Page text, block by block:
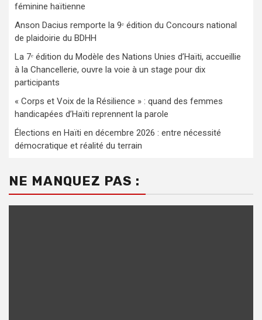
féminine haïtienne
Anson Dacius remporte la 9ᵉ édition du Concours national
de plaidoirie du BDHH
La 7ᵉ édition du Modèle des Nations Unies d’Haïti, accueillie
à la Chancellerie, ouvre la voie à un stage pour dix
participants
« Corps et Voix de la Résilience » : quand des femmes
handicapées d’Haïti reprennent la parole
Élections en Haïti en décembre 2026 : entre nécessité
démocratique et réalité du terrain
NE MANQUEZ PAS :